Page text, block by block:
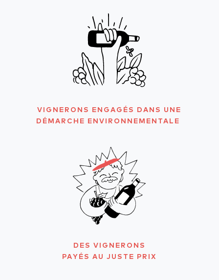
VIGNERONS ENGAGÉS DANS UNE
DÉMARCHE ENVIRONNEMENTALE
DES VIGNERONS
PAYÉS AU JUSTE PRIX